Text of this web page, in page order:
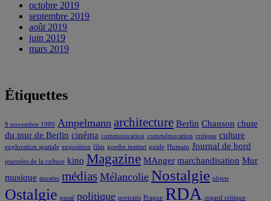
octobre 2019
septembre 2019
août 2019
juin 2019
mars 2019
Étiquettes
9 novembre 1989 Ampelmann architecture Berlin Chanson chute
du mur de Berlin cinéma communication commémoration critique culture
exploration spatiale exposition film goethe institut guide Humain Journal de bord
journées de la culture kino Magazine MAnger marchandisation Mur
musique musées médias Mélancolie Nostalgie objets
Ostalgie passé politique portraits Prague RDA regard critique